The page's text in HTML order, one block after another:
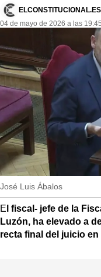
MásQueSucesos
JuicioExprés
INVESTIGACIÓN
INTERNACIONAL
OPINIÓN
MUNICIPIOS
ELCONSTITUCIONAL.ES
04 de mayo de 2026 a las
José Luis Ábalos
E l fiscal- jefe de la
Luzón, ha elevado a
recta final del juicio